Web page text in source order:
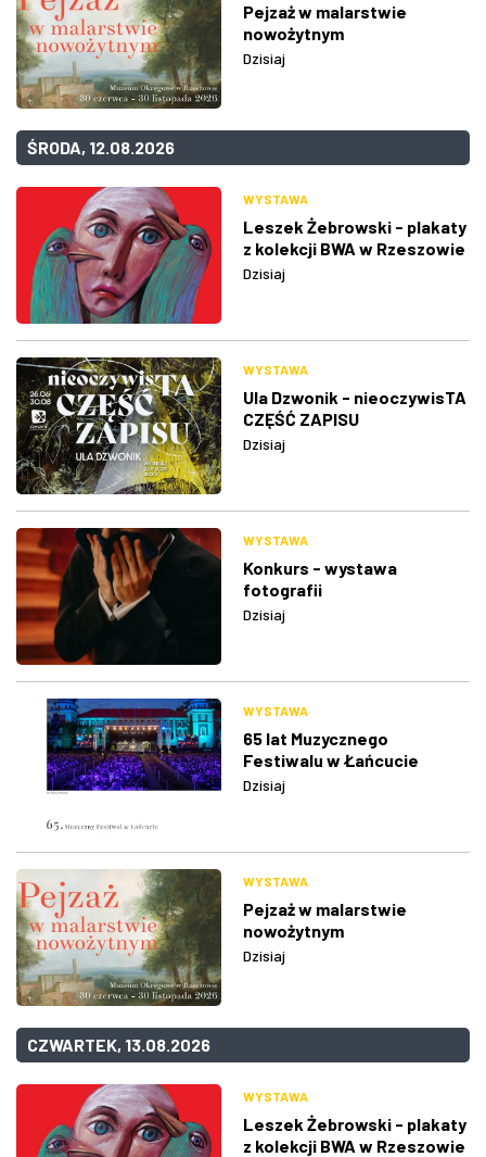
Pejzaż w malarstwie
nowożytnym
Dzisiaj
ŚRODA, 12.08.2026
WYSTAWA
Leszek Żebrowski - plakaty
z kolekcji BWA w Rzeszowie
Dzisiaj
WYSTAWA
Ula Dzwonik - nieoczywisTA
CZĘŚĆ ZAPISU
Dzisiaj
WYSTAWA
Konkurs - wystawa
fotografii
Dzisiaj
WYSTAWA
65 lat Muzycznego
Festiwalu w Łańcucie
Dzisiaj
WYSTAWA
Pejzaż w malarstwie
nowożytnym
Dzisiaj
CZWARTEK, 13.08.2026
WYSTAWA
Leszek Żebrowski - plakaty
z kolekcji BWA w Rzeszowie